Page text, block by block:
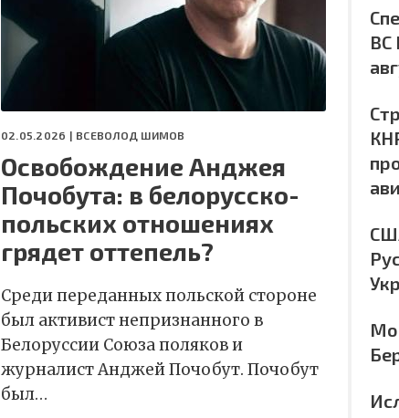
02.05.2026 | ВСЕВОЛОД ШИМОВ
Освобождение Анджея
Почобута: в белорусско-
польских отношениях
грядет оттепель?
Среди переданных польской стороне
был активист непризнанного в
Белоруссии Союза поляков и
журналист Анджей Почобут. Почобут
был…
ВС